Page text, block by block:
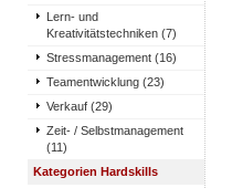
Lern- und
Kreativitätstechniken (7)
Stressmanagement (16)
Teamentwicklung (23)
Verkauf (29)
Zeit- / Selbstmanagement
(11)
Kategorien Hardskills